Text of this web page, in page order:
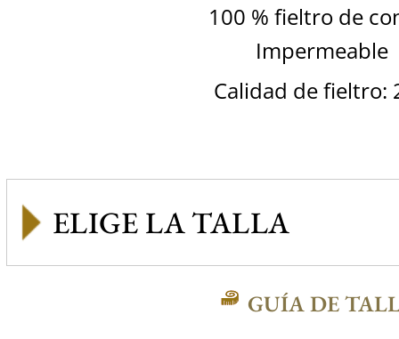
100 % fieltro de
Impermeable
Calidad de fieltro:
GUÍA DE